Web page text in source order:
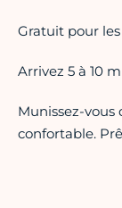
Gratuit pour
Arrivez 5 à 10
Munissez-
confortable.